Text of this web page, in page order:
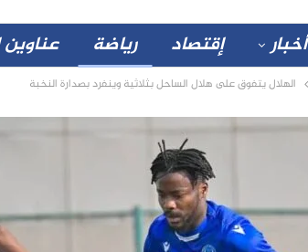
أخبار إقتصاد رياضة
الهلال يتفوق على هلال الساحل بثلاثية وينفرد بصدارة النخبة